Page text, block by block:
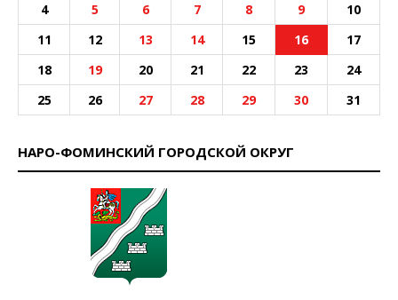
4
5 6 7 8 9
10
11
12 13 14 15 16
17
18
19 20 21 22 23
24
25
26 27 28 29 30 31
НАРО-ФОМИНСКИЙ ГОРОДСКОЙ ОКРУГ